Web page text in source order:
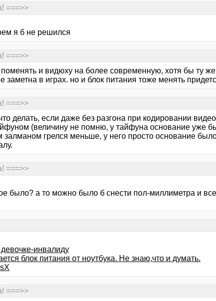
===>>
я б не решился
===>>
и видюху на более современную, хотя бы ту
заметна в играх. но и блок питания тоже менять
===>>
делать, если даже без разгона при кодировании
(величину не помню, у тайфуна основание уже
грелся меньше, у него просто основание
===>>
было? а то можно было б снести пол-миллиметра и
инвалиду
блок питания от ноутбука. Не знаю,что и думать.
===>>